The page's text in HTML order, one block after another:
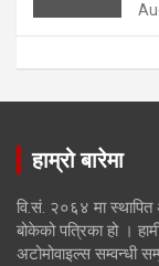
हाम्रो बारेमा
वि.सं. २०६४ मा स्थापित
बोकेको पत्रिका हो ।
अटोमोवाइल्स सम्वन्धी